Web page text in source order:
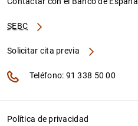
SEBC
Solicitar cita previa
Teléfono: 91 338 50 00
Política de privacidad